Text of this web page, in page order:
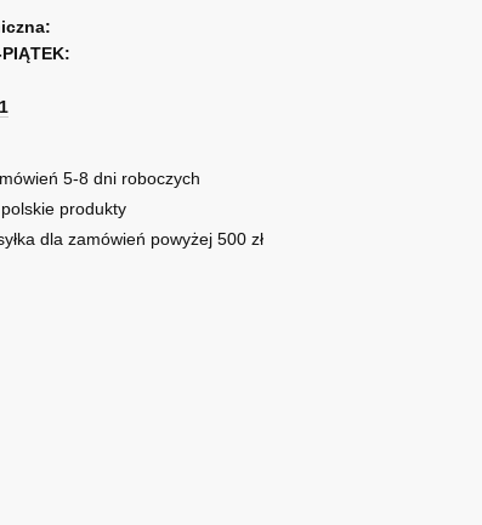
5-8 dni roboczych
produkty
dla zamówień powyżej 500 zł